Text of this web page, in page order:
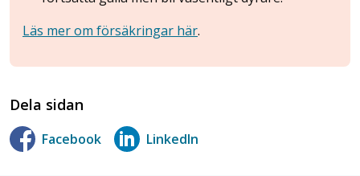
Läs mer om försäkringar här.
Dela sidan
Facebook LinkedIn